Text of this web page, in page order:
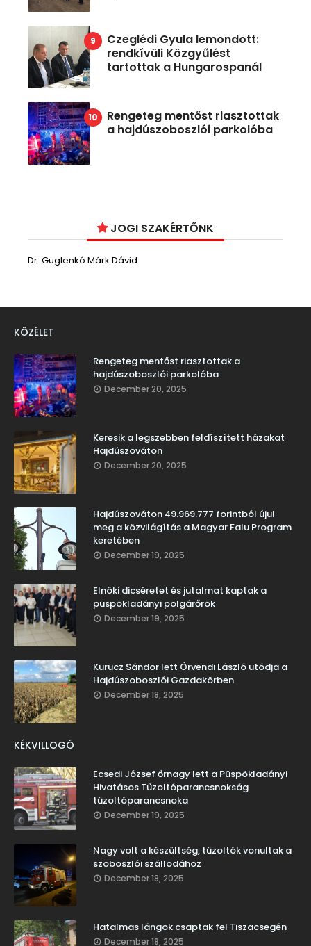
Czeglédi Gyula lemondott:
rendkívüli Közgyűlést
tartottak a Hungarospanál
Rengeteg mentőst riasztottak
a hajdúszoboszlói parkolóba
JOGI SZAKÉRTŐNK
Dr. Guglenkó Márk Dávid
KÖZÉLET
Rengeteg mentőst riasztottak a
hajdúszoboszlói parkolóba
December 20, 2025
Keresik a legszebben feldíszített házakat
Hajdúszováton
December 20, 2025
Hajdúszováton 49.969.777 forintból újul
meg a közvilágítás a Magyar Falu Program
keretében
December 19, 2025
Elnöki dicséretet és jutalmat kaptak a
püspökladányi polgárőrök
December 19, 2025
Kurucz Sándor lett Örvendi László utódja a
Hajdúszoboszlói Gazdakörben
December 18, 2025
KÉKVILLOGÓ
Ecsedi József őrnagy lett a Püspökladányi
Hivatásos Tűzoltóparancsnokság
tűzoltóparancsnoka
December 19, 2025
Nagy volt a készültség, tűzoltók vonultak a
szoboszlói szállodához
December 18, 2025
Hatalmas lángok csaptak fel Tiszacsegén
December 18, 2025